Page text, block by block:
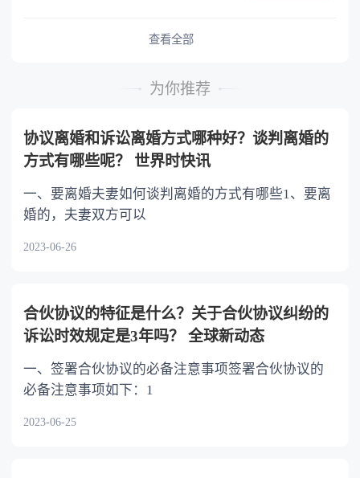
或者与被继承人共同生活的继承人，分配遗产
的继承人，不尽扶养义务的，分配遗产时，应当
查看全部
为你推荐
协议离婚和诉讼离婚方式哪种好？谈判离婚的
方式有哪些呢？ 世界时快讯
一、要离婚夫妻如何谈判离婚的方式有哪些1、要离
婚的，夫妻双方可以
2023-06-26
合伙协议的特征是什么？关于合伙协议纠纷的
诉讼时效规定是3年吗？ 全球新动态
一、签署合伙协议的必备注意事项签署合伙协议的
必备注意事项如下：1
2023-06-25